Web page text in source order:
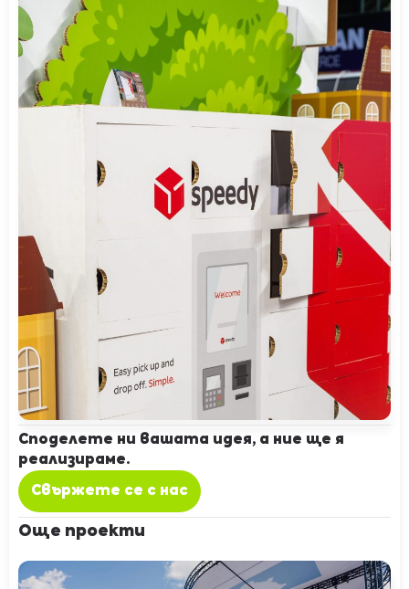
Споделете ни вашата идея, а ние ще я
реализираме.
Свържете се с нас
Още проекти